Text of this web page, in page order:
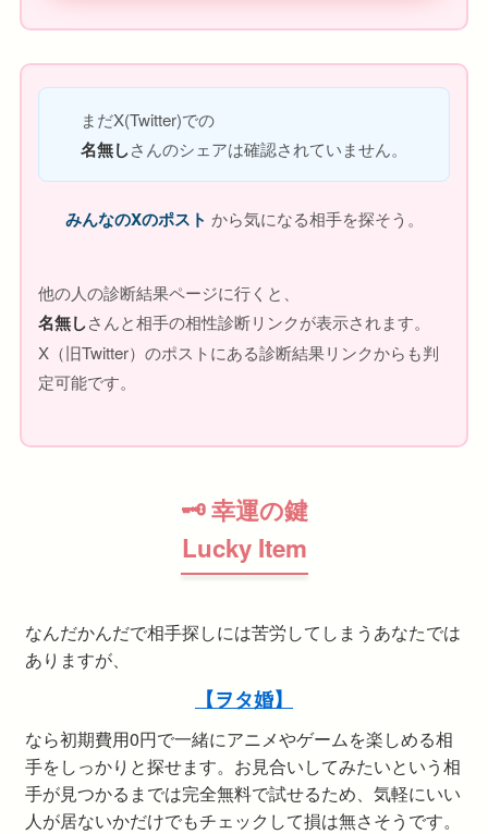
まだX(Twitter)での
名無しさんのシェアは確認されていません。
みんなのXのポスト から気になる相手を探そう。
他の人の診断結果ページに行くと、
名無しさんと相手の相性診断リンクが表示されます。
X（旧Twitter）のポストにある診断結果リンクからも判
定可能です。
🗝 幸運の鍵
Lucky Item
なんだかんだで相手探しには苦労してしまうあなたでは
ありますが、
【ヲタ婚】
なら初期費用0円で一緒にアニメやゲームを楽しめる相
手をしっかりと探せます。お見合いしてみたいという相
手が見つかるまでは完全無料で試せるため、気軽にいい
人が居ないかだけでもチェックして損は無さそうです。